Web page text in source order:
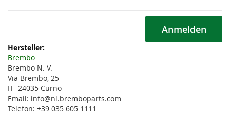
Anmelden
Weitere
Informationen
Brembo
Brembo N. V.
Via Brembo, 25
IT- 24035 Curno
Email: info@nl.bremboparts.com
Telefon: +39 035 605 1111